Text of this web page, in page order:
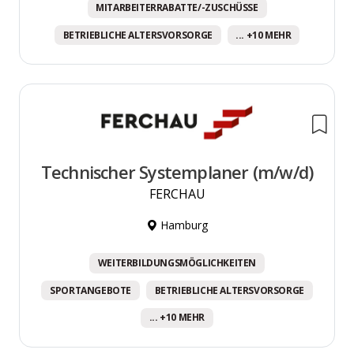
MITARBEITERRABATTE/-ZUSCHÜSSE
BETRIEBLICHE ALTERSVORSORGE ... +10 MEHR
Technischer Systemplaner (m/w/d)
FERCHAU
Hamburg
WEITERBILDUNGSMÖGLICHKEITEN
SPORTANGEBOTE BETRIEBLICHE ALTERSVORSORGE
... +10 MEHR